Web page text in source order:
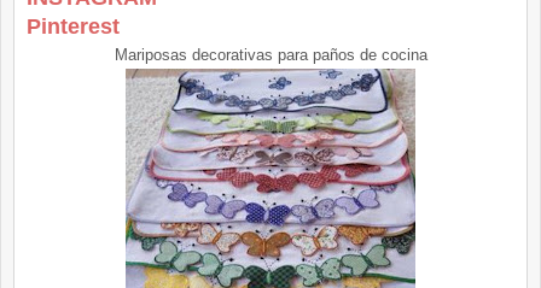
Pinterest
Mariposas decorativas para paños de cocina